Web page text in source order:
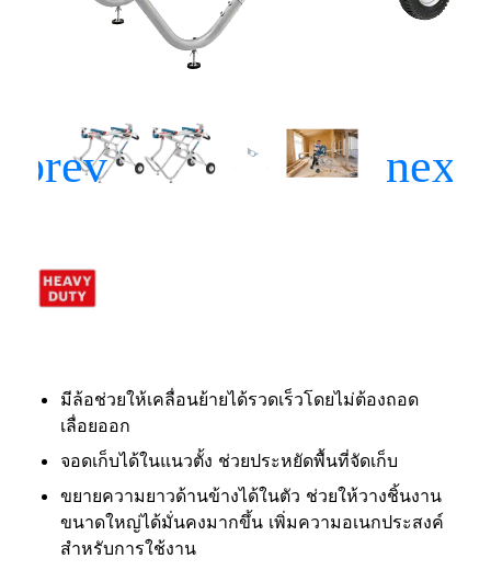
มีล้อช่วยให้เคลื่อนย้ายได้รวดเร็วโดยไม่ต้องถอด
เลื่อยออก
จอดเก็บได้ในแนวตั้ง ช่วยประหยัดพื้นที่จัดเก็บ
ขยายความยาวด้านข้างได้ในตัว ช่วยให้วางชิ้นงาน
ขนาดใหญ่ได้มั่นคงมากขึ้น เพิ่มความอเนกประสงค์
สำหรับการใช้งาน